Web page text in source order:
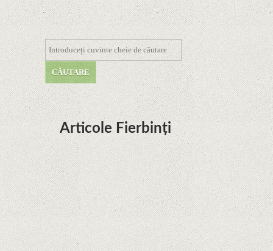
Articole Fierbinți
Dota Anime venind la Netflix în această lună de
la Legenda Korra Studio Mir
Curtea Supremă reglementează în favoarea
Google în Oracle Java Fight